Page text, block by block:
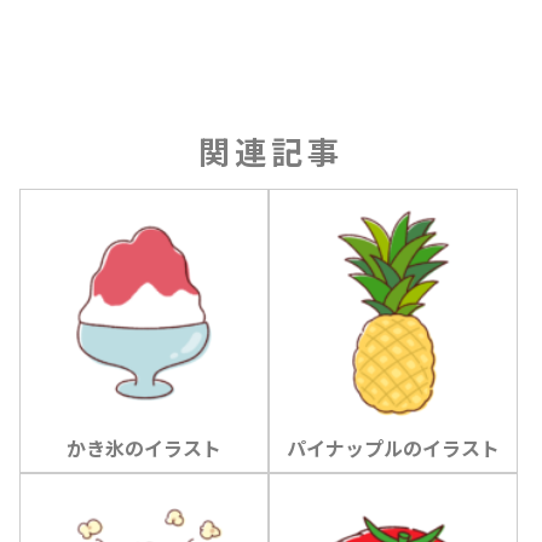
関連記事
かき氷のイラスト パイナップルのイラスト